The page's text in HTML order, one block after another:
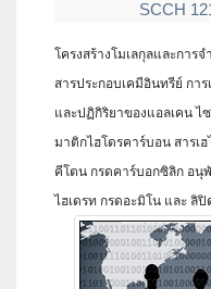
SCCH
โครงสร้างโมเลกุลและการ
สารประกอบเคมีอินทรีย์ การ
และปฏิกิริยาของแอลเคน ไ
มาติกไฮโดรคาร์บอน สารเ
คีโตน กรดคาร์บอกซิลิก อนุ
ไฮเดรท กรดอะมิโน และ ลิปิ